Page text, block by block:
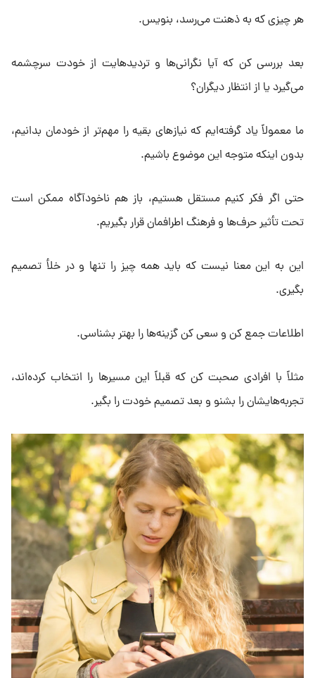
هر چیزی که به ذهنت می‌رسد، بنویس.
بعد بررسی کن که آیا نگرانی‌ها و تردیدهایت از خودت سرچشمه
می‌گیرد یا از انتظار دیگران؟
ما معمولاً یاد گرفته‌ایم که نیازهای بقیه را مهم‌تر از خودمان بدانیم،
بدون اینکه متوجه این موضوع باشیم.
حتی اگر فکر کنیم مستقل هستیم، باز هم ناخودآگاه ممکن است
تحت تأثیر حرف‌ها و فرهنگ اطرافمان قرار بگیریم.
این به این معنا نیست که باید همه چیز را تنها و در خلأ تصمیم
بگیری.
اطلاعات جمع کن و سعی کن گزینه‌ها را بهتر بشناسی.
مثلاً با افرادی صحبت کن که قبلاً این مسیرها را انتخاب کرده‌اند،
تجربه‌هایشان را بشنو و بعد تصمیم خودت را بگیر.